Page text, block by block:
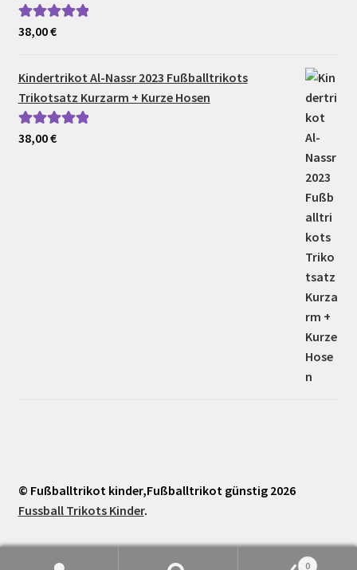
Bewertet mit
38,00€
Kindertrikot Al-Nassr 2023 Fußballtrikots
Trikotsatz Kurzarm + Kurze Hosen
Bewertet mit
38,00€
© Fußballtrikot kinder,Fußballtrikot günstig 2026
Fussball Trikots Kinder.
0